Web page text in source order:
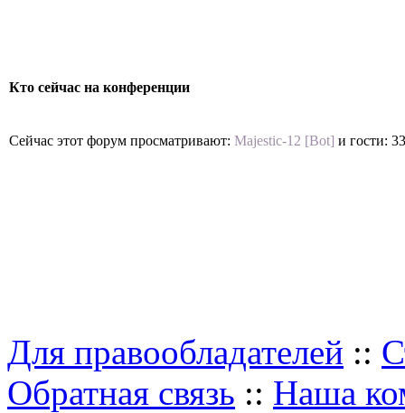
Кто сейчас на конференции
Сейчас этот форум просматривают: Majestic-12 [Bot] и гости: 33
Для правообладателей ::
Обратная связь :: Наша